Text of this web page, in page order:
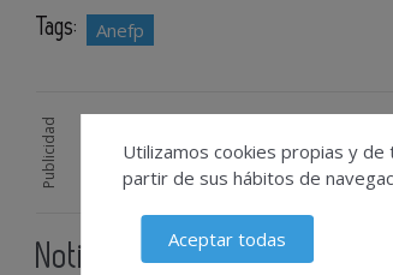
Tags: Anefp
Publicidad
Noticias relacionadas
Utilizamos cookies propias y
partir de sus hábitos de
Aceptar todas